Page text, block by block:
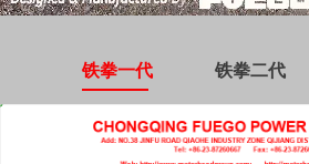
铁拳一代 铁拳二代